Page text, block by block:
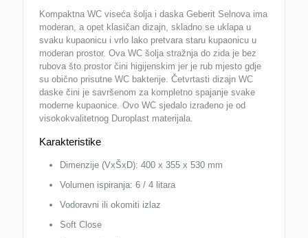
Kompaktna WC viseća šolja i daska Geberit Selnova ima
moderan, a opet klasičan dizajn, skladno se uklapa u
svaku kupaonicu i vrlo lako pretvara staru kupaonicu u
moderan prostor. Ova WC šolja stražnja do zida je bez
rubova što prostor čini higijenskim jer je rub mjesto gdje
su obično prisutne WC bakterije. Četvrtasti dizajn WC
daske čini je savršenom za kompletno spajanje svake
moderne kupaonice. Ovo WC sjedalo izrađeno je od
visokokvalitetnog Duroplast materijala.
Karakteristike
Dimenzije (VxŠxD): 400 x 355 x 530 mm
Volumen ispiranja: 6 / 4 litara
Vodoravni ili okomiti izlaz
Soft Close